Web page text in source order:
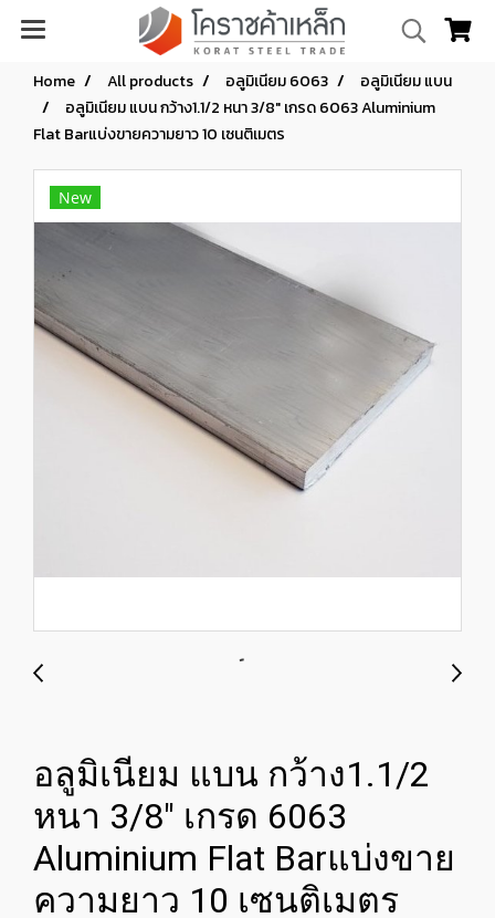
Home All products อลูมิเนียม 6063
อลูมิเนียม แบน
อลูมิเนียม แบน กว้าง1.1/2 หนา 3/8" เกรด 6063 Aluminium
Flat Barแบ่งขายความยาว 10 เซนติเมตร
New
อลูมิเนียม แบน กว้าง1.1/2
หนา 3/8" เกรด 6063
Aluminium Flat Barแบ่งขาย
ความยาว 10 เซนติเมตร